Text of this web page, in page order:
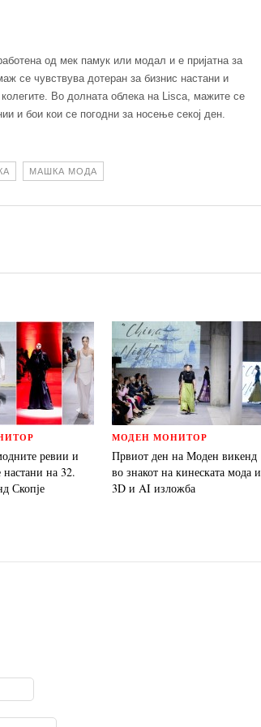
од мек памук или модал и е пријатна за
се чувствува дотеран за бизнис настани и
Во долната облека на Lisca, мажите се
и бои кои се погодни за носење секој ден.
МАШКА МОДА
ревии и
на 32.
Скопје
МОДЕН МОНИТОР
Првиот ден на Моден викенд
во знакот на кинеската мода и
3D и AI изложба